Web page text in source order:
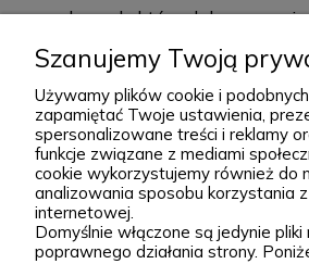
ogrodowych, które dobrze
posadzeniu i przez lata zdobią
rabaty, skalniaki, ogrody
większe kompozycje
stoją Wiktor i Klaudia, którzy z
dobierają każdą odmianę
ofercie. W sprzedaży znajdziesz
sprawdzone, klasyczne gatunki,
rozwiń więcej
Podgórna 9, 97-565 Brudzice
+48 793 037 145
kontakt@zielonapara.pl
Szanujemy Twoją
Używamy plików cookie i
zapamiętać Twoje ustawienia,
spersonalizowane treści i reklamy
funkcje związane z mediami
cookie wykorzystujemy również do
analizowania sposobu korzystania
internetowej.
Domyślnie włączone są jedynie
poprawnego działania strony.